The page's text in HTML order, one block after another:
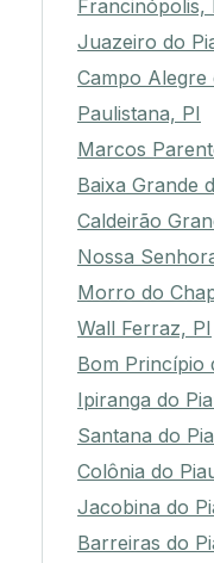
Francinópolis,
Juazeiro do
Campo Alegre
Paulistana, PI
Marcos
Baixa Grande
Caldeirão
Nossa
Morro do
Wall Ferraz, PI
Bom Princípio
Ipiranga do
Santana do
Colônia do
Jacobina do
Barreiras do